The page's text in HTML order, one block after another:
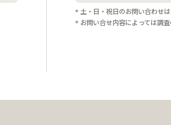
* 土・日・祝日のお問い合わせは
* お問い合せ内容によっては調査